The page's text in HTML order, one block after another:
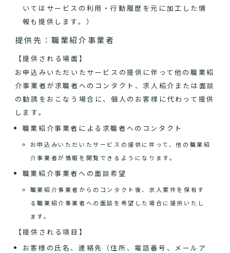
いてはサービスの利用・行動履歴を元に加工した情
報も提供します。）
提供先：職業紹介事業者
【提供される場面】
お申込みいただいたサービスの提供に伴って他の職業紹
介事業者が求職者へのコンタクト、求人紹介または面談
の勧誘をおこなう場合に、個人のお客様に代わって提供
します。
職業紹介事業者による求職者へのコンタクト
お申込みいただいたサービスの提供に伴って、他の職業紹
介事業者が情報を閲覧できるようになります。
職業紹介事業者への面談希望
職業紹介事業者からのコンタクト後、求人案件を保有す
る職業紹介事業者への面談を希望した場合に提供いたし
ます。
【提供される項目】
お客様の氏名、連絡先（住所、電話番号、メールア